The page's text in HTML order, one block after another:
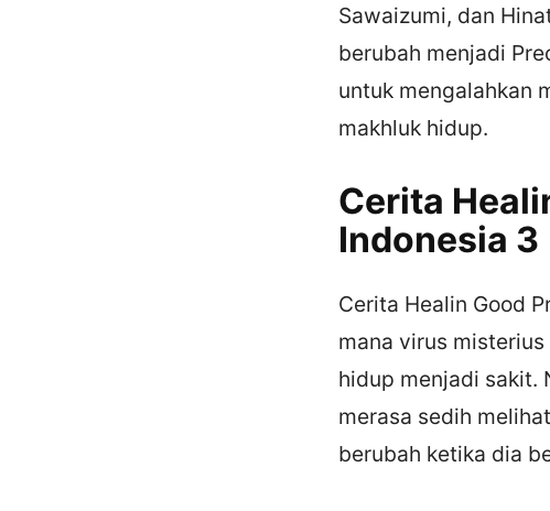
Sawaizumi, dan
berubah menjadi
untuk mengalahkan
makhluk hidup.
Cerita
Indonesia 3
Cerita Healin Good
mana virus
hidup menjadi sakit.
merasa sedih
berubah ketika dia